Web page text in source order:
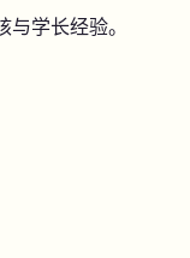
学长经验。